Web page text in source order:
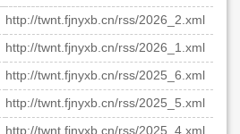
http://twnt.fjnyxb.cn/rss/2026_2.xml
http://twnt.fjnyxb.cn/rss/2026_1.xml
http://twnt.fjnyxb.cn/rss/2025_6.xml
http://twnt.fjnyxb.cn/rss/2025_5.xml
http://twnt.fjnyxb.cn/rss/2025_4.xml